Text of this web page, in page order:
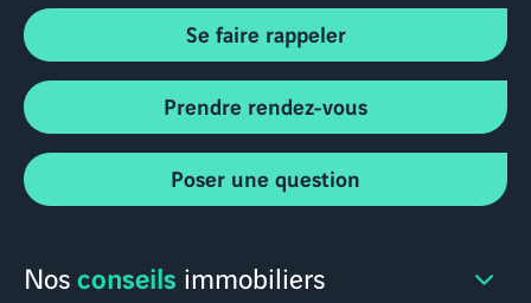
Se faire rappeler
Prendre rendez-vous
Poser une question
Nosconseils immobiliers